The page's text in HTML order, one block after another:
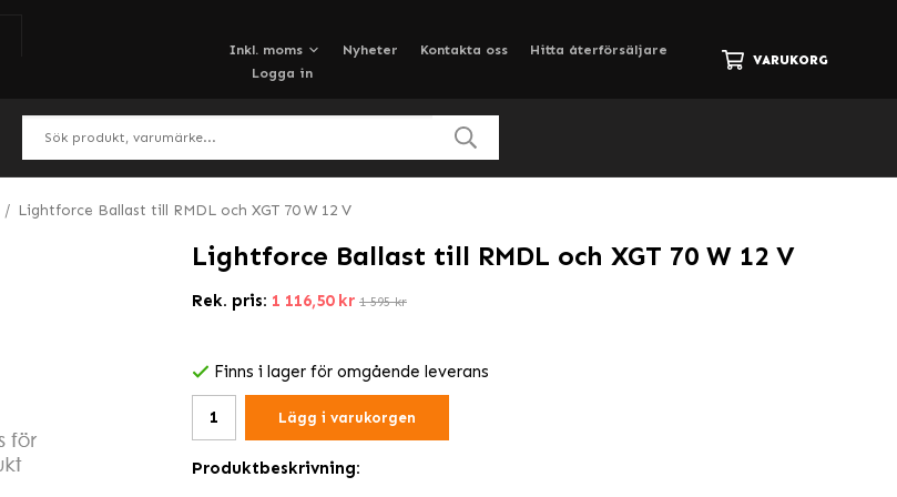
Nyheter Kontakta oss
Hitta återförsäljare
Logga in
VARUKORG
/ Lightforce Ballast till RMDL och XGT 70 W 12 V
Lightforce Ballast till RMDL och XGT 70 W 12 V
Rek. pris: 1 116,50 kr 1 595 kr
Finns i lager för omgående leverans
Lägg i varukorgen
Produktbeskrivning: